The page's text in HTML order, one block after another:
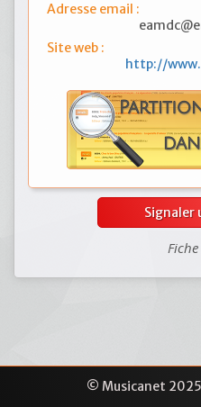
Adresse email :
Site web :
http://
Signaler
© Musicanet 2025